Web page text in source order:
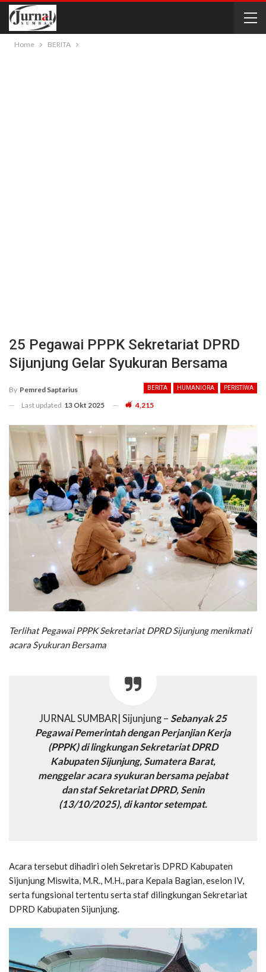
Home BERITA
25 Pegawai PPPK Sekretariat DPRD
Sijunjung Gelar Syukuran Bersama
BERITA HUMANIORA PERISTIWA
By Pemred Saptarius
Last updated 13 Okt 2025 4,215
Terlihat Pegawai PPPK Sekretariat DPRD Sijunjung menikmati
acara Syukuran Bersama
JURNAL SUMBAR| Sijunjung – Sebanyak 25
Pegawai Pemerintah dengan Perjanjian Kerja
(PPPK) di lingkungan Sekretariat DPRD
Kabupaten Sijunjung, Sumatera Barat,
menggelar acara syukuran bersama pejabat
dan staf Sekretariat DPRD, Senin
(13/10/2025), di kantor setempat.
Acara tersebut dihadiri oleh Sekretaris DPRD Kabupaten
Sijunjung Miswita, M.R., M.H., para Kepala Bagian, eselon IV,
serta fungsional tertentu serta staf dilingkungan Sekretariat
DPRD Kabupaten Sijunjung.